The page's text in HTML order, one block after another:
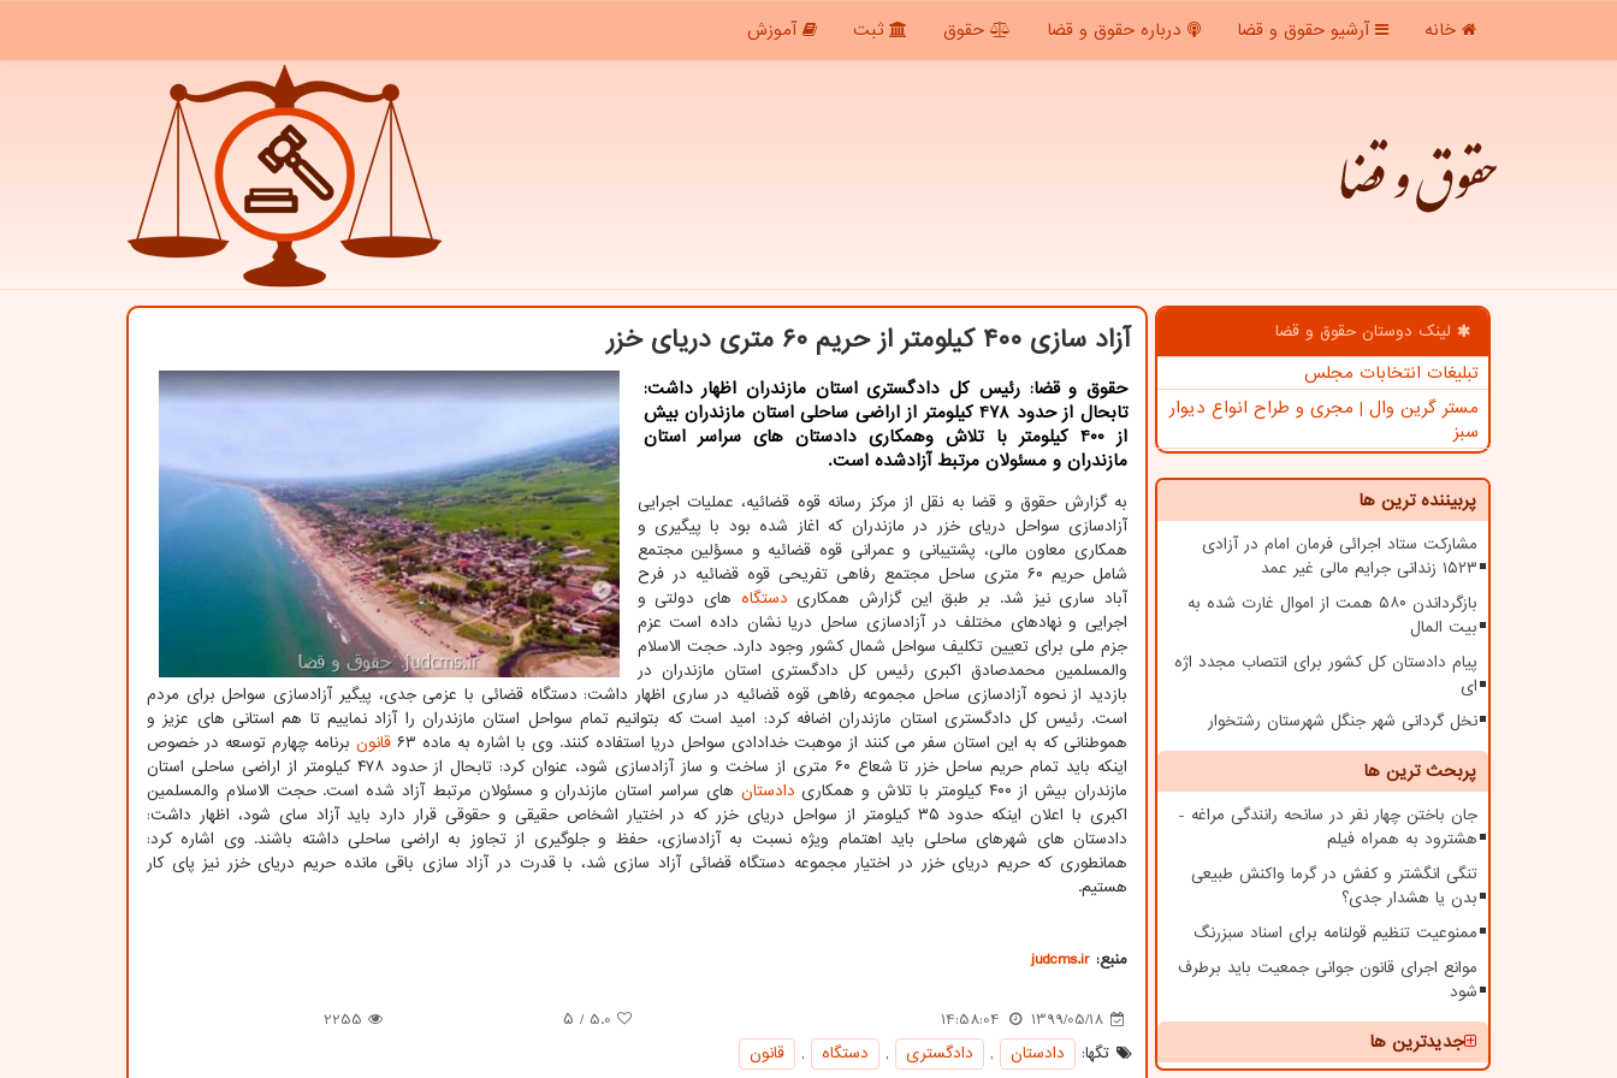
خانه آرشیو حقوق و قضا درباره حقوق و قضا حقوق ثبت آموزش
حقوق و قضا
لینک دوستان حقوق و قضا
تبلیغات انتخابات مجلس
مستر گرین وال | مجری و طراح انواع دیوار
سبز
پربیننده ترین ها
مشارکت ستاد اجرائی فرمان امام در آزادی
۱۵۲۳ زندانی جرایم مالی غیر عمد
بازگرداندن ۵۸۰ همت از اموال غارت شده به
بیت المال
پیام دادستان کل کشور برای انتصاب مجدد اژه
ای
نخل گردانی شهر جنگل شهرستان رشتخوار
پربحث ترین ها
جان باختن چهار نفر در سانحه رانندگی مراغه -
هشترود به همراه فیلم
تنگی انگشتر و کفش در گرما واکنش طبیعی
بدن یا هشدار جدی؟
ممنوعیت تنظیم قولنامه برای اسناد سبزرنگ
موانع اجرای قانون جوانی جمعیت باید برطرف
شود
جدیدترین ها
آزاد سازی ۴۰۰ كیلومتر از حریم ۶۰ متری دریای خزر
حقوق و قضا: رئیس كل دادگستری استان مازندران اظهار داشت:
تابحال از حدود 478 كیلومتر از اراضی ساحلی استان مازندران بیش
از 400 كیلومتر با تلاش وهمكاری دادستان های سراسر استان
مازندران و مسئولان مرتبط آزادشده است.
به گزارش حقوق و قضا به نقل از مرکز رسانه قوه قضائیه، عملیات اجرایی
آزادسازی سواحل دریای خزر در مازندران که اغاز شده بود با پیگیری و
همکاری معاون مالی، پشتیبانی و عمرانی قوه قضائیه و مسؤلین مجتمع
شامل حریم ۶۰ متری ساحل مجتمع رفاهی تفریحی قوه قضائیه در فرح
آباد ساری نیز شد. بر طبق این گزارش همکاری دستگاه های دولتی و
اجرایی و نهادهای مختلف در آزادسازی ساحل دریا نشان داده است عزم
جزم ملی برای تعیین تکلیف سواحل شمال کشور وجود دارد. حجت الاسلام
والمسلمین محمدصادق اکبری رئیس کل دادگستری استان مازندران در
بازدید از نحوه آزادسازی ساحل مجموعه رفاهی قوه قضائیه در ساری اظهار داشت: دستگاه قضائی با عزمی جدی، پیگیر آزادسازی سواحل برای مردم
است. رئیس کل دادگستری استان مازندران اضافه کرد: امید است که بتوانیم تمام سواحل استان مازندران را آزاد نماییم تا هم استانی های عزیز و
هموطنانی که به این استان سفر می کنند از موهبت خدادادی سواحل دریا استفاده کنند. وی با اشاره به ماده ۶۳
قانونبرنامه چهارم توسعه در خصوص
اینکه باید تمام حریم ساحل خزر تا شعاع ۶۰ متری از ساخت و ساز آزادسازی شود، عنوان کرد: تابحال از حدود ۴۷۸ کیلومتر از اراضی ساحلی استان
مازندران بیش از ۴۰۰ کیلومتر با تلاش و همکاری
دادستان های سراسر استان مازندران و مسئولان مرتبط آزاد شده است. حجت الاسلام والمسلمین
اکبری با اعلان اینکه حدود ۳۵ کیلومتر از سواحل دریای خزر که در اختیار اشخاص حقیقی و حقوقی قرار دارد باید آزاد سای شود، اظهار داشت:
دادستان های شهرهای ساحلی باید اهتمام ویژه نسبت به آزادسازی، حفظ و جلوگیری از تجاوز به اراضی ساحلی داشته باشند. وی اشاره کرد:
همانطوری که حریم دریای خزر در اختیار مجموعه دستگاه قضائی آزاد سازی شد، با قدرت در آزاد سازی باقی مانده حریم دریای خزر نیز پای کار
هستیم.
منبع: judcms.ir
1399/05/18
14:58:04
5.0 / ۵
2255
تگها:
دادستان , دادگستری , دستگاه , قانون